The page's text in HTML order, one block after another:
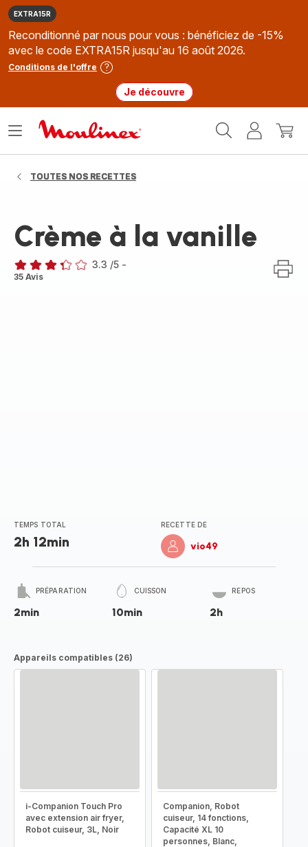
EXTRA15R
Reconditionné par nous pour vous : bénéficiez de -15%
avec le code EXTRA15R jusqu'au 16 août 2026.
Conditions de l'offre
Je découvre
MonMon
Ouvrir
TOUTES NOS RECETTES
Crème à la vanille
ratings.3.3
3.3 /5 -
35 Avis
TEMPS TOTAL
2h 12min
RECETTE DE
vio49
PRÉPARATION
2min
CUISSON
10min
REPOS
2h
Appareils compatibles (26)
i-Companion Touch Pro
avec extension air fryer,
Robot cuiseur, 3L, Noir
Companion, Robot
cuiseur, 14 fonctions,
Capacité XL 10
personnes, Blanc,